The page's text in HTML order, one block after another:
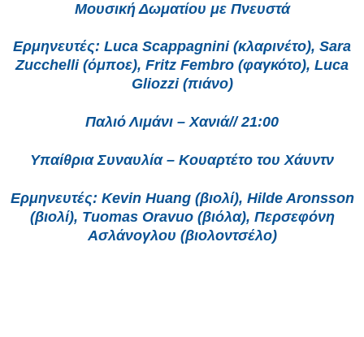
Μουσική Δωματίου με Πνευστά
Ερμηνευτές: Luca Scappagnini (κλαρινέτο), Sara
Zucchelli (όμποε), Fritz Fembro (φαγκότο), Luca
Gliozzi (πιάνο)
Παλιό Λιμάνι – Χανιά// 21:00
Υπαίθρια Συναυλία – Κουαρτέτο του Χάυντν
Ερμηνευτές: Kevin Huang (βιολί), Hilde Aronsson
(βιολί), Tuomas Oravuo (βιόλα), Περσεφόνη
Ασλάνογλου (βιολοντσέλο)